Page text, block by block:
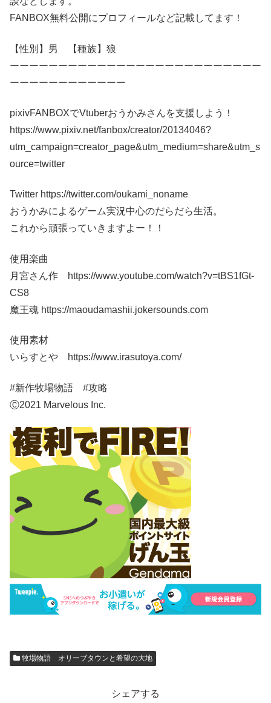
FANBOX無料公開にプロフィールなど記載してます！
【性別】男 【種族】狼
ーーーーーーーーーーーーーーーーーーーーーーーーーー
ーーーーーーーーーーーー
pixivFANBOXでVtuberおうかみさんを支援しよう！
https://www.pixiv.net/fanbox/creator/20134046?
utm_campaign=creator_page&utm_medium=share&utm_s
ource=twitter
Twitter https://twitter.com/oukami_noname
おうかみによるゲーム実況中心のだらだら生活。
これから頑張っていきますよー！！
使用楽曲
月宮さん作 https://www.youtube.com/watch?v=tBS1fGt-
CS8
魔王魂 https://maoudamashii.jokersounds.com
使用素材
いらすとや https://www.irasutoya.com/
#新作牧場物語 #攻略
Ⓒ2021 Marvelous Inc.
牧場物語 オリーブタウンと希望の大地
シェアする